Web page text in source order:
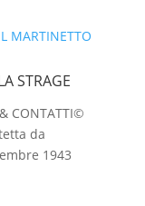
STRAGE
CONTATTI©
da
1943